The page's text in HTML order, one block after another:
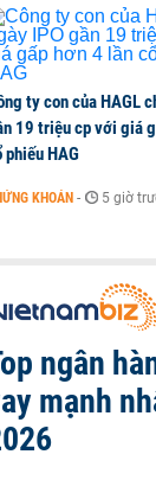
ty con của HAGL
19 triệu cp với giá
phiếu HAG
KHOÁN - 5 giờ
ngân
mạnh